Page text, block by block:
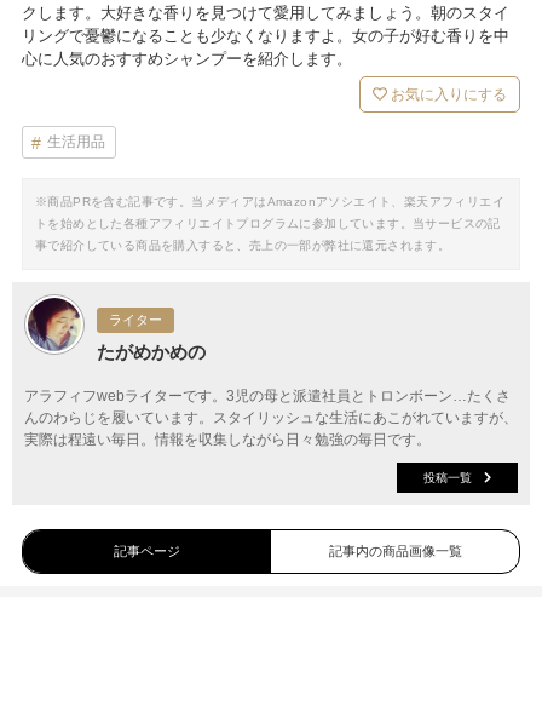
クします。大好きな香りを見つけて愛用してみましょう。朝のスタイ
リングで憂鬱になることも少なくなりますよ。女の子が好む香りを中
心に人気のおすすめシャンプーを紹介します。
お気に入りにする
生活用品
※商品PRを含む記事です。当メディアはAmazonアソシエイト、楽天アフィリエイ
トを始めとした各種アフィリエイトプログラムに参加しています。当サービスの記
事で紹介している商品を購入すると、売上の一部が弊社に還元されます。
ライター
たがめかめの
アラフィフwebライターです。3児の母と派遣社員とトロンボーン…たくさ
んのわらじを履いています。スタイリッシュな生活にあこがれていますが、
実際は程遠い毎日。情報を収集しながら日々勉強の毎日です。
投稿一覧
記事ページ 記事内の商品画像一覧